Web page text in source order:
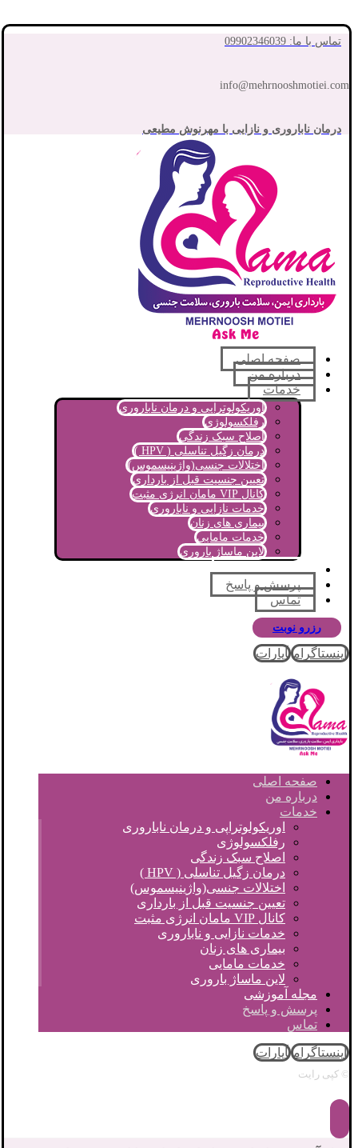
تماس با ما: 09902346039
info@mehrnooshmotiei.com
درمان ناباروری و نازایی با مهرنوش مطیعی
صفحه اصلی
درباره من
خدمات
اوریکولوتراپی و درمان ناباروری
رفلکسولوژی
اصلاح سبک زندگی
درمان زگیل تناسلی ( HPV )
اختلالات جنسی(واژینیسموس)
تعیین جنسیت قبل از بارداری
کانال VIP مامان انرژی مثبت
خدمات نازایی و ناباروری
بیماری های زنان
خدمات مامایی
لاین ماساژ باروری
مجله آموزشی
پرسش و پاسخ
تماس
رزرو نوبت
اینستاگرام آپارات
صفحه اصلی
درباره من
خدمات
اوریکولوتراپی و درمان ناباروری
رفلکسولوژی
اصلاح سبک زندگی
درمان زگیل تناسلی ( HPV )
اختلالات جنسی(واژینیسموس)
تعیین جنسیت قبل از بارداری
کانال VIP مامان انرژی مثبت
خدمات نازایی و ناباروری
بیماری های زنان
خدمات مامایی
لاین ماساژ باروری
مجله آموزشی
پرسش و پاسخ
تماس
اینستاگرام آپارات
© کپی رایت